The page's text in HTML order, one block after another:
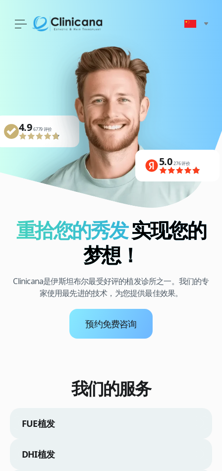
重拾您的秀发实现您的
梦想！
Clinicana是伊斯坦布尔最受好评的植发诊所之一。我们的专
家使用最先进的技术，为您提供最佳效果。
预约免费咨询
4.91500 评价
1500 评价
5.0276 评价
4441 评价
6779 评价
我们的服务
FUE植发
DHI植发